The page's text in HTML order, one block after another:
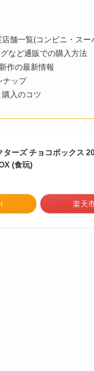
舗一覧(コンビニ・ス
など通販での購入方法
作の最新情報
ナップ
入のコツ
ターズ チョコボックス
(食玩)
楽天